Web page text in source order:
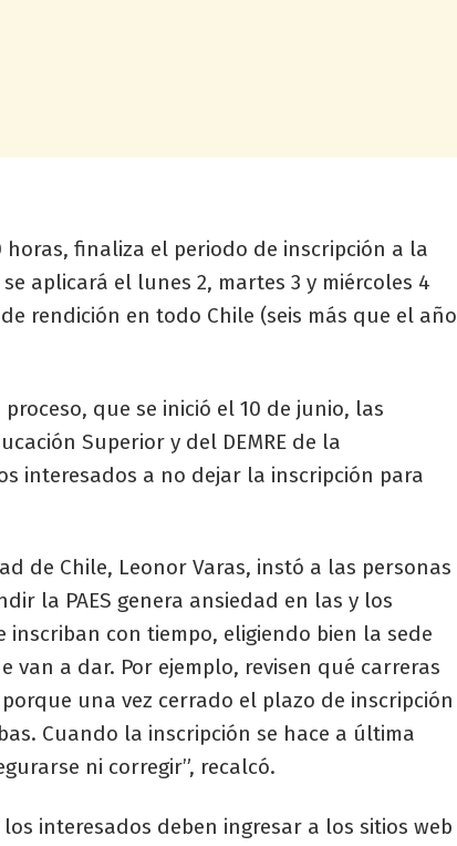
horas, finaliza el periodo de inscripción a la
se aplicará el lunes 2, martes 3 y miércoles 4
rendición en todo Chile (seis más que el año
que se inició el 10 de junio, las
Superior y del DEMRE de la
interesados a no dejar la inscripción para
de Chile, Leonor Varas, instó a las personas
la PAES genera ansiedad en las y los
inscriban con tiempo, eligiendo bien la sede
a dar. Por ejemplo, revisen qué carreras
una vez cerrado el plazo de inscripción
Cuando la inscripción se hace a última
ni corregir”, recalcó.
interesados deben ingresar a los sitios web